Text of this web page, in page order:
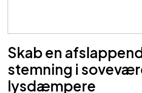
Skab en
stemning i
lysdæmpere